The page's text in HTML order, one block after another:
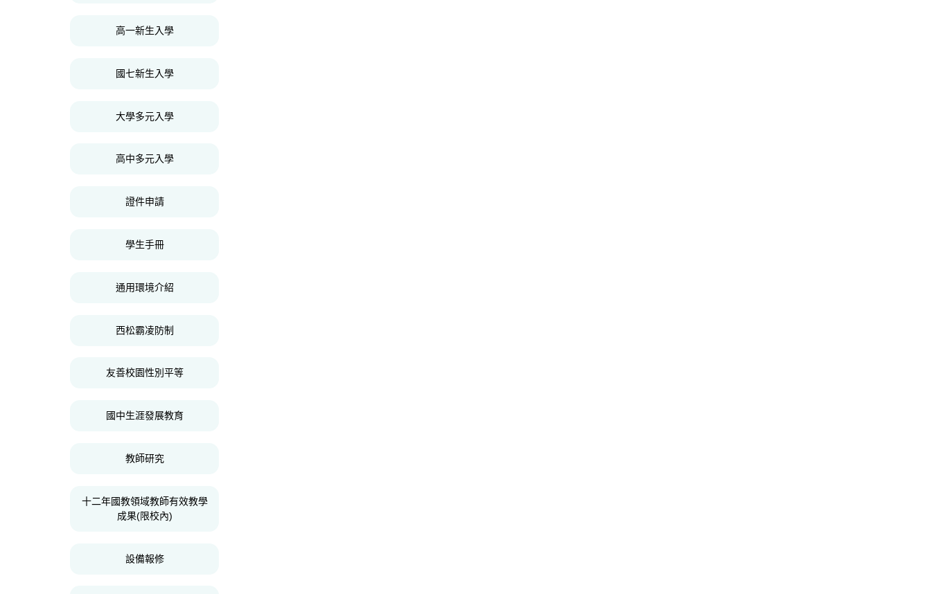
高一新生入學
國七新生入學
大學多元入學
高中多元入學
證件申請
學生手冊
通用環境介紹
西松霸凌防制
友善校園性別平等
國中生涯發展教育
教師研究
十二年國教領域教師有效教學
成果(限校內)
設備報修